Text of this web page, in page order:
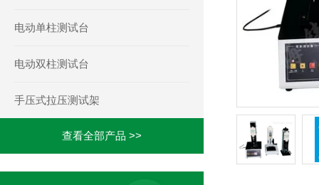
电动单柱测试台
电动双柱测试台
手压式拉压测试架
查看全部产品 >>